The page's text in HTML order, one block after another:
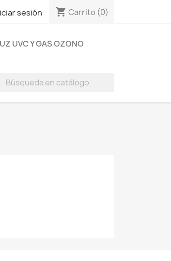
sesión shopping_cart Carrito (0)
UVC Y GAS OZONO